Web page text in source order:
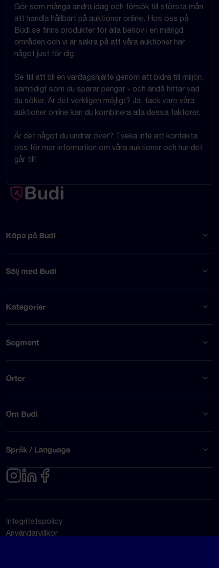
Gör som många andra idag och försök till största mån
att handla hållbart på auktioner online. Hos oss på
Budi.se finns produkter för alla behov i en mängd
områden och vi är säkra på att våra auktioner har
något just för dig.
Se till att bli en vardagshjälte genom att bidra till miljön,
samtidigt som du sparar pengar - och ändå hittar vad
du söker. Är det verkligen möjligt? Ja, tack vare våra
auktioner online kan du kombinera alla dessa faktorer.
Är det något du undrar över? Tveka inte att kontakta
oss för mer information om våra auktioner och hur det
går till!
Köpa på Budi
Sälj med Budi
Kategorier
Segment
Orter
Om Budi
Språk / Language
Integritetspolicy
Användarvillkor